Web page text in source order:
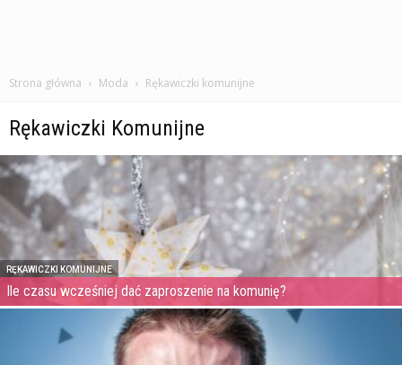
Strona główna Moda Rękawiczki komunijne
Rękawiczki Komunijne
RĘKAWICZKI KOMUNIJNE
Ile czasu wcześniej dać zaproszenie na komunię?